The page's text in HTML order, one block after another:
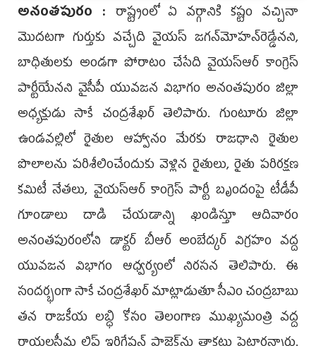
అనంతపురం : రాష్ట్రంలో ఏ వర్గానికి కష్టం వచ్చినా
మొదటగా గుర్తుకు వచ్చేది వైయ‌స్‌ జగన్‌మోహన్‌రెడ్డేనని,
బాధితులకు అండగా పోరాటం చేసేది వైయ‌స్‌ఆర్‌ కాంగ్రెస్‌
పార్టీయేనని వైసీపీ యువజన విభాగం అనంతపురం జిల్లా
అధ్యక్షుడు సాకే చంద్రశేఖర్‌ తెలిపారు. గుంటూరు జిల్లా
ఉండవల్లిలో రైతుల ఆహ్వానం మేరకు రాజధాని రైతుల
పొలాలను పరిశీలించేందుకు వెళ్లిన రైతులు, రైతు పరిరక్షణ
కమిటీ నేతలు, వైయ‌స్‌ఆర్‌ కాంగ్రెస్‌ పార్టీ బృందంపై టీడీపీ
గూండాలు దాడి చేయడాన్ని ఖండిస్తూ ఆదివారం
అనంతపురంలోని డాక్టర్‌ బీఆర్‌ అంబేద్కర్‌ విగ్రహం వద్ద
యువజన విభాగం ఆధ్వర్యంలో నిరసన తెలిపారు. ఈ
సందర్భంగా సాకే చంద్రశేఖర్‌ మాట్లాడుతూ సీఎం చంద్రబాబు
తన రాజకీయ లబ్ధి కోసం తెలంగాణ ముఖ్యమంత్రి వద్ద